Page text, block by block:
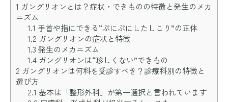
1 ガングリオンとは？症状・できものの特徴と発生のメカ
ニズム
1.1 手首や指にできる“ぷにぷにしたしこり”の正体
1.2 ガングリオンの症状と特徴
1.3 発生のメカニズム
1.4ガングリオンは“珍しくない”できもの
2 ガングリオンは何科を受診すべき？診療科別の特徴と
選び方
2.1 基本は「整形外科」が第一選択と言われています